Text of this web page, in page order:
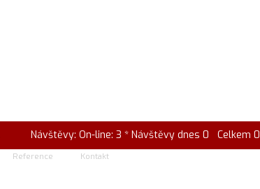
Návštěvy: On-line: 3 * Návštěvy dnes 0 Celkem 0
Reference Kontakt